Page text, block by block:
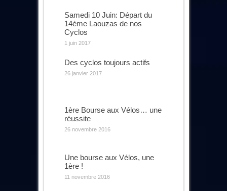
Samedi 10 Juin: Départ du
14ème Laouzas de nos
Cyclos
1 juin 2017
Des cyclos toujours actifs
26 janvier 2017
1ère Bourse aux Vélos… une
réussite
26 novembre 2016
Une bourse aux Vélos, une
1ère !
11 novembre 2016